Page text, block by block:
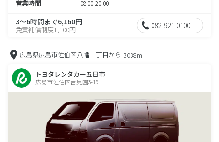
営業時間 08:00-20:00
3～6時間まで6,160円
免責補償制度1,100円 082-921-0100
広島県広島市佐伯区八幡二丁目から 3038m
トヨタレンタカー五日市
広島市佐伯区吉見園3-19